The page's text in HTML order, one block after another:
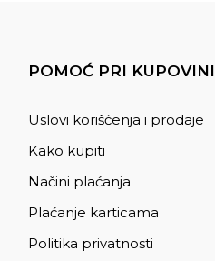
POMOĆ PRI KUPOVINI
Uslovi korišćenja i prodaje
Kako kupiti
Načini plaćanja
Plaćanje karticama
Politika privatnosti